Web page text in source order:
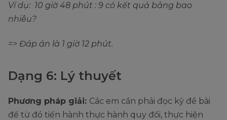
Ví dụ: 10 giờ 48 phút : 9 có kết quả bằng bao
nhiêu?
=> Đáp án là 1 giờ 12 phút.
Dạng 6: Lý thuyết
Phương pháp giải: Các em cần phải đọc kỹ đề bài
để từ đó tiến hành thực hành quy đổi, thực hiện